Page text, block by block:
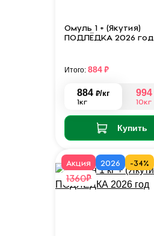
Омуль 1 + (Якутия)
ПОДЛЁДКА 2026 год
884 ₽/кг
1кг
994
10кг
Купить
Итого: 884₽
Акция 2026 -34%
1360₽